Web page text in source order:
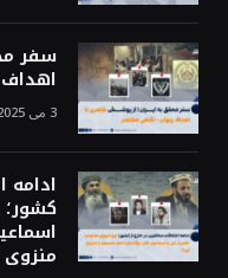
سفر
3 می 2025
ادامه
منزوی